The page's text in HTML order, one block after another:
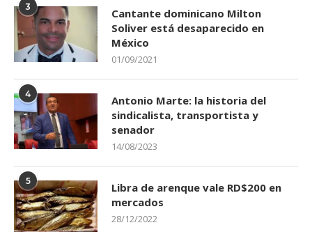
3
Cantante dominicano Milton
Soliver está desaparecido en
México
01/09/2021
4
Antonio Marte: la historia del
sindicalista, transportista y
senador
14/08/2023
5
Libra de arenque vale RD$200 en
mercados
28/12/2022